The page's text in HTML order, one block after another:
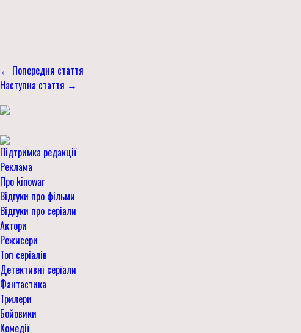
← Попередня стаття
Наступна стаття →
Підтримка редакції
Реклама
Про kinowar
Відгуки про фільми
Відгуки про серіали
Актори
Режисери
Топ серіалів
Детективні серіали
Фантастика
Трилери
Бойовики
Комедії